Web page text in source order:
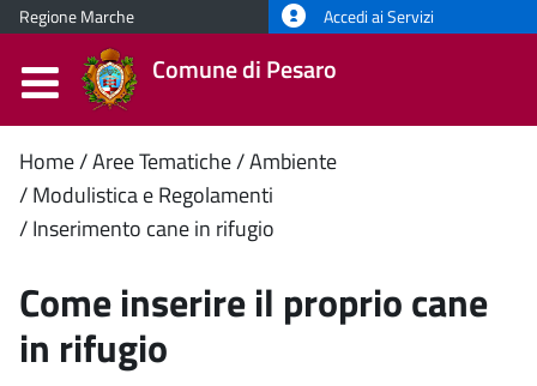
Regione Marche Accedi ai Servizi
Comune di Pesaro
Contenuto
principale
Home Aree Tematiche Ambiente
Modulistica e Regolamenti
Inserimento cane in rifugio
Come inserire il proprio cane
in rifugio